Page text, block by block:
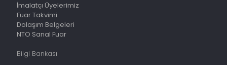
İmalatçı Üyelerimiz
Fuar Takvimi
Dolaşım Belgeleri
NTO Sanal Fuar
Bilgi Bankası